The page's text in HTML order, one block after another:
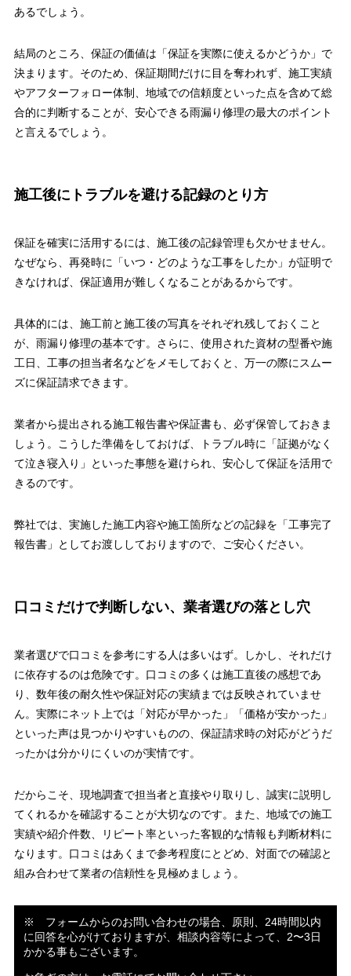
あるでしょう。
結局のところ、保証の価値は「保証を実際に使えるかどうか」で
決まります。そのため、保証期間だけに目を奪われず、施工実績
やアフターフォロー体制、地域での信頼度といった点を含めて総
合的に判断することが、安心できる雨漏り修理の最大のポイント
と言えるでしょう。
施工後にトラブルを避ける記録のとり方
保証を確実に活用するには、施工後の記録管理も欠かせません。
なぜなら、再発時に「いつ・どのような工事をしたか」が証明で
きなければ、保証適用が難しくなることがあるからです。
具体的には、施工前と施工後の写真をそれぞれ残しておくこと
が、雨漏り修理の基本です。さらに、使用された資材の型番や施
工日、工事の担当者名などをメモしておくと、万一の際にスムー
ズに保証請求できます。
業者から提出される施工報告書や保証書も、必ず保管しておきま
しょう。こうした準備をしておけば、トラブル時に「証拠がなく
て泣き寝入り」といった事態を避けられ、安心して保証を活用で
きるのです。
弊社では、実施した施工内容や施工箇所などの記録を「工事完了
報告書」としてお渡ししておりますので、ご安心ください。
口コミだけで判断しない、業者選びの落とし穴
業者選びで口コミを参考にする人は多いはず。しかし、それだけ
に依存するのは危険です。口コミの多くは施工直後の感想であ
り、数年後の耐久性や保証対応の実績までは反映されていませ
ん。実際にネット上では「対応が早かった」「価格が安かった」
といった声は見つかりやすいものの、保証請求時の対応がどうだ
ったかは分かりにくいのが実情です。
だからこそ、現地調査で担当者と直接やり取りし、誠実に説明し
てくれるかを確認することが大切なのです。また、地域での施工
実績や紹介件数、リピート率といった客観的な情報も判断材料に
なります。口コミはあくまで参考程度にとどめ、対面での確認と
組み合わせて業者の信頼性を見極めましょう。
※ フォームからのお問い合わせの場合、原則、24時間以内
に回答を心がけておりますが、相談内容等によって、2〜3日
かかる事もございます。